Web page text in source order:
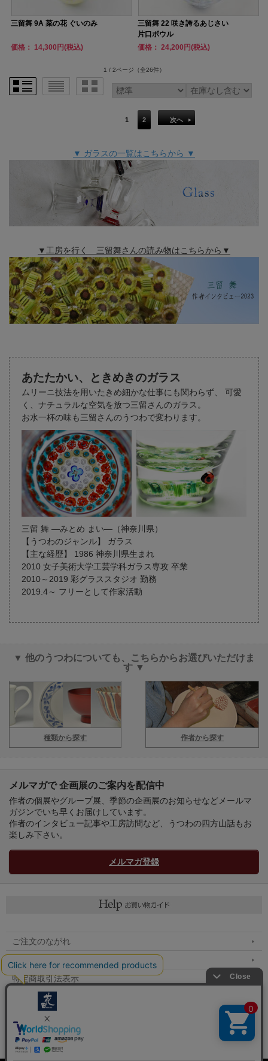
三留舞 9A 菜の花 ぐいのみ
価格： 14,300円(税込)
三留舞 22 咲き誇るあじさい
片口ボウル
価格： 24,200円(税込)
1 / 2ページ （全26件）
1 2 次へ
▼ ガラスの一覧はこちらから ▼
▼工房を行く 三留舞さんの読み物はこちらから▼
あたたかい、ときめきのガラス
ムリーニ技法を用いたきめ細かな仕事にも関わらず、
可愛
く、ナチュラルな空気を放つ三留さんのガラス。
お水一杯の味も三留さんのうつわで変わります。
三留 舞 ―みとめ まい―（神奈川県）
【うつわのジャンル】 ガラス
【主な経歴】 1986 神奈川県生まれ
2010 女子美術大学工芸学科ガラス専攻 卒業
2010～2019 彩グラススタジオ 勤務
2019.4～ フリーとして作家活動
▼ 他のうつわについても、こちらからお選びいただけま
す ▼
種類から探す 作者から探す
メルマガで 企画展のご案内を配信中
作者の個展やグループ展、季節の企画展のお知らせなどメールマ
ガジンでいち早くお届けしています。
作者のインタビュー記事や工房訪問など、うつわの四方山話もお
楽しみ下さい。
メルマガ登録
ご注文のながれ
マイページへ
特定商取引法表示
個人情報の取扱い
メルマガ登録
お問い合わせ